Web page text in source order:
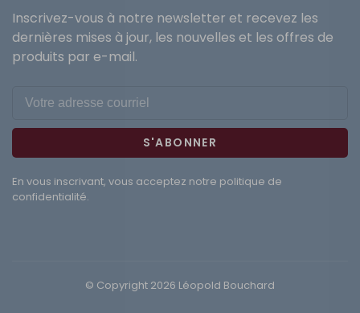
Inscrivez-vous à notre newsletter et recevez les
dernières mises à jour, les nouvelles et les offres de
produits par e-mail.
S'ABONNER
En vous inscrivant, vous acceptez notre politique de
confidentialité.
© Copyright 2026 Léopold Bouchard